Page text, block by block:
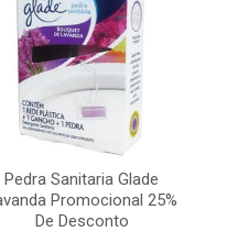
Pedra Sanitaria Glade
Promocional 25%
De Desconto